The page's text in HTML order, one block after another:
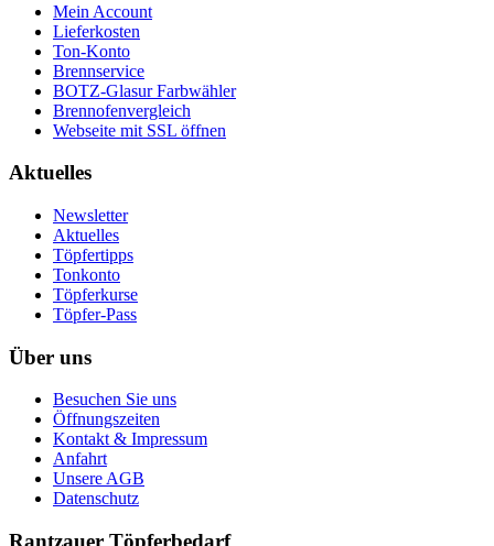
Mein Account
Lieferkosten
Ton-Konto
Brennservice
BOTZ-Glasur Farbwähler
Brennofenvergleich
Webseite mit SSL öffnen
Aktuelles
Newsletter
Aktuelles
Töpfertipps
Tonkonto
Töpferkurse
Töpfer-Pass
Über uns
Besuchen Sie uns
Öffnungszeiten
Kontakt & Impressum
Anfahrt
Unsere AGB
Datenschutz
Rantzauer Töpferbedarf